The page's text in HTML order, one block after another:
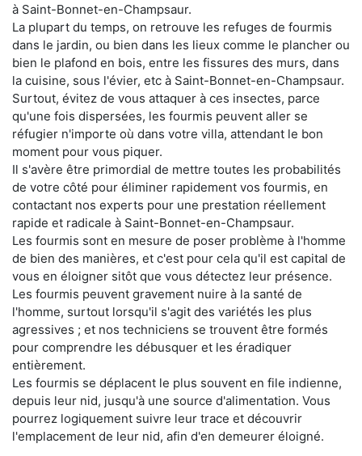
à Saint-Bonnet-en-Champsaur.
La plupart du temps, on retrouve les refuges de fourmis
dans le jardin, ou bien dans les lieux comme le plancher ou
bien le plafond en bois, entre les fissures des murs, dans
la cuisine, sous l'évier, etc à Saint-Bonnet-en-Champsaur.
Surtout, évitez de vous attaquer à ces insectes, parce
qu'une fois dispersées, les fourmis peuvent aller se
réfugier n'importe où dans votre villa, attendant le bon
moment pour vous piquer.
Il s'avère être primordial de mettre toutes les probabilités
de votre côté pour éliminer rapidement vos fourmis, en
contactant nos experts pour une prestation réellement
rapide et radicale à Saint-Bonnet-en-Champsaur.
Les fourmis sont en mesure de poser problème à l'homme
de bien des manières, et c'est pour cela qu'il est capital de
vous en éloigner sitôt que vous détectez leur présence.
Les fourmis peuvent gravement nuire à la santé de
l'homme, surtout lorsqu'il s'agit des variétés les plus
agressives ; et nos techniciens se trouvent être formés
pour comprendre les débusquer et les éradiquer
entièrement.
Les fourmis se déplacent le plus souvent en file indienne,
depuis leur nid, jusqu'à une source d'alimentation. Vous
pourrez logiquement suivre leur trace et découvrir
l'emplacement de leur nid, afin d'en demeurer éloigné.